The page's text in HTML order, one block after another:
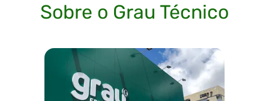
Sobre o Grau Técnico